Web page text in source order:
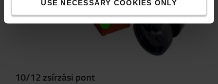
USE NECESSARY COOKIES ONLY
10/12 zsírzási pont